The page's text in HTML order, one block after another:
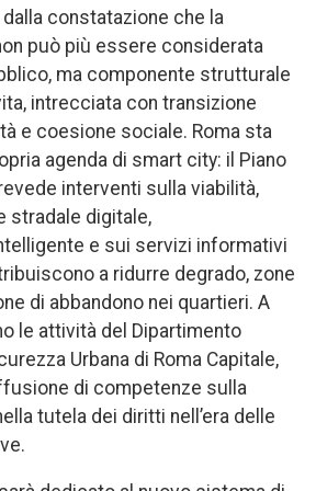
constatazione che la
può più essere considerata
ma componente strutturale
intrecciata con transizione
e coesione sociale. Roma sta
agenda di smart city: il Piano
interventi sulla viabilità,
stradale digitale,
e sui servizi informativi
a ridurre degrado, zone
di abbandono nei quartieri. A
le attività del Dipartimento
Urbana di Roma Capitale,
di competenze sulla
tutela dei diritti nell’era delle